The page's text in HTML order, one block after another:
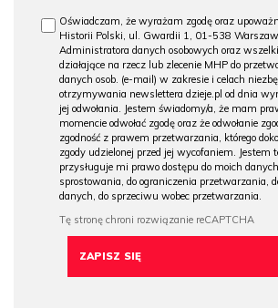
Oświadczam, że wyrażam zgodę oraz
Historii Polski, ul. Gwardii 1, 01-538
Administratora danych osobowych oraz
działające na rzecz lub zlecenie MHP do
danych osob. (e-mail) w zakresie i celach
otrzymywania newslettera dzieje.pl od dnia
jej odwołania. Jestem świadomy/a, że mam
momencie odwołać zgodę oraz że odwołanie
zgodność z prawem przetwarzania, którego
zgody udzielonej przed jej wycofaniem. Jestem
przysługuje mi prawo dostępu do moich
sprostowania, do ograniczenia przetwarzania,
danych, do sprzeciwu wobec przetwarzania.